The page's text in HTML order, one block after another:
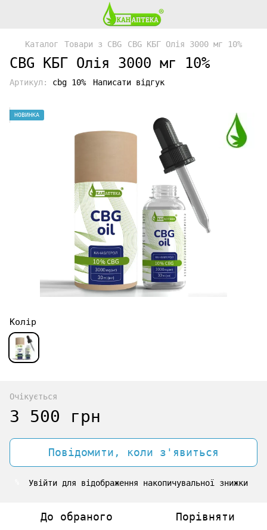
Каталог Товари з CBG CBG КБГ Олія 3000 мг 10%
CBG КБГ Олія 3000 мг 10%
Артикул: cbg 10% Написати відгук
НОВИНКА
Колір
Очікується
3 500 грн
Повідомити, коли з'явиться
Увійти для відображення накопичувальної знижки
До обраного Порівняти